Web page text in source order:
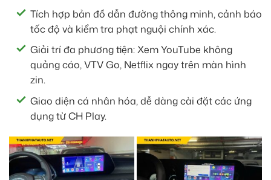
Tích hợp bản đồ dẫn đường thông minh, cảnh báo
tốc độ và kiểm tra phạt nguội chính xác.
Giải trí đa phương tiện: Xem YouTube không
quảng cáo, VTV Go, Netflix ngay trên màn hình
zin.
Giao diện cá nhân hóa, dễ dàng cài đặt các ứng
dụng từ CH Play.